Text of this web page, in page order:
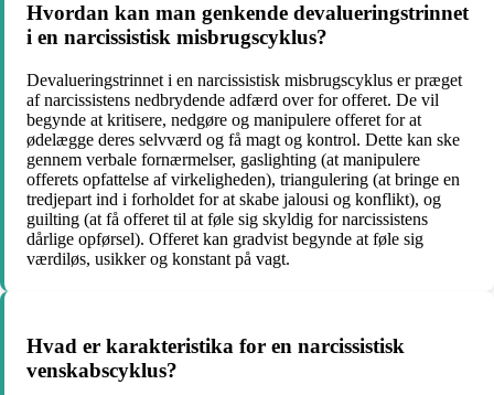
Hvordan kan man genkende devalueringstrinnet
i en narcissistisk misbrugscyklus?
Devalueringstrinnet i en narcissistisk misbrugscyklus er præget
af narcissistens nedbrydende adfærd over for offeret. De vil
begynde at kritisere, nedgøre og manipulere offeret for at
ødelægge deres selvværd og få magt og kontrol. Dette kan ske
gennem verbale fornærmelser, gaslighting (at manipulere
offerets opfattelse af virkeligheden), triangulering (at bringe en
tredjepart ind i forholdet for at skabe jalousi og konflikt), og
guilting (at få offeret til at føle sig skyldig for narcissistens
dårlige opførsel). Offeret kan gradvist begynde at føle sig
værdiløs, usikker og konstant på vagt.
Hvad er karakteristika for en narcissistisk
venskabscyklus?